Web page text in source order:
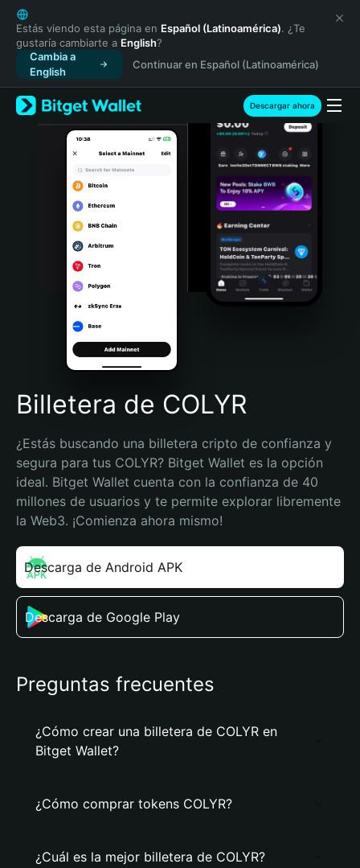
English
日本語
Tiếng Việt
Русский
Español (Latinoamérica)
Türkçe
Italiano
Português (Portugal)
Bahasa Indonesia
Português (Brasil)
Español (Argentina)
Estás viendo esta página en Español (Latinoamérica). ¿Te
gustaría cambiarte a English?
Cambia a
English
Continuar en Español (Latinoamérica)
Descargar ahora
Billetera de COLYR
¿Estás buscando una billetera cripto de confianza y
segura para tus COLYR? Bitget Wallet es la opción
ideal. Bitget Wallet cuenta con la confianza de 40
millones de usuarios y te permite explorar libremente
la Web3. ¡Comienza ahora mismo!
Descarga de Android APK
Descarga de Google Play
Preguntas frecuentes
¿Cómo crear una billetera de COLYR en
Bitget Wallet?
¿Cómo comprar tokens COLYR?
¿Cuál es la mejor billetera de COLYR?